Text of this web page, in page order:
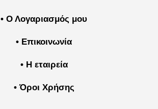
• Ο Λογαριασμός μου
• Επικοινωνία
• Η εταιρεία
• Όροι Χρήσης